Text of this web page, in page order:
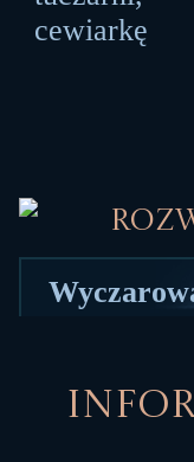
cewiarkę